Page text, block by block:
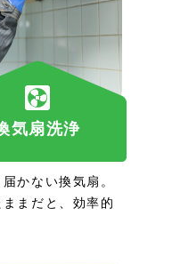
気扇洗浄
かない換気扇。
まだと、効率的